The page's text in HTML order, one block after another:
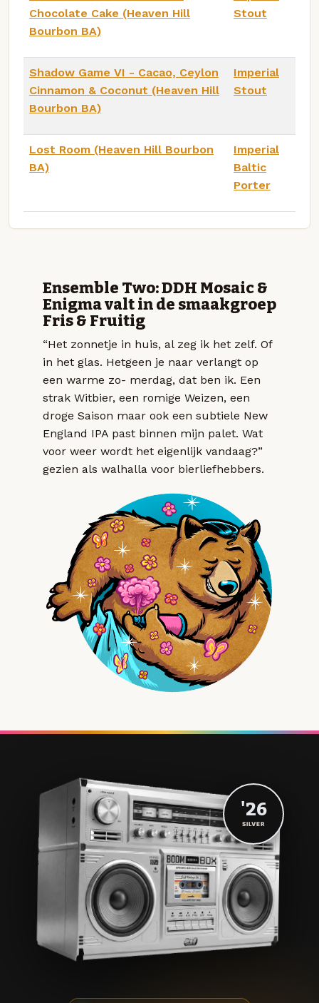
Chocolate Cake (Heaven Hill
Bourbon BA)
Stout
Shadow Game VI - Cacao, Ceylon
Cinnamon & Coconut (Heaven Hill
Bourbon BA)
Imperial
Stout
Lost Room (Heaven Hill Bourbon
BA)
Imperial
Baltic
Porter
Ensemble Two: DDH Mosaic &
Enigma valt in de smaakgroep
Fris & Fruitig
“Het zonnetje in huis, al zeg ik het zelf. Of
in het glas. Hetgeen je naar verlangt op
een warme zo- merdag, dat ben ik. Een
strak Witbier, een romige Weizen, een
droge Saison maar ook een subtiele New
England IPA past binnen mijn palet. Wat
voor weer wordt het eigenlijk vandaag?”
gezien als walhalla voor bierliefhebbers.
'26
SILVER